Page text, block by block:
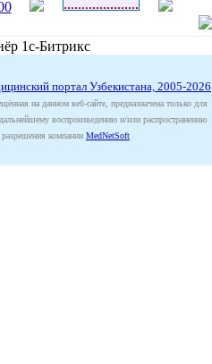
портал Узбекистана, 2005-2026
на данном веб-сайте, предназначена только для
воспроизведению и/или распространению
компании MedNetSoft